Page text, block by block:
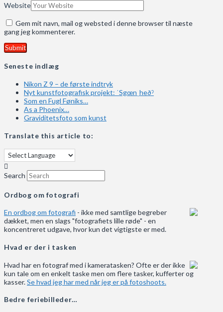
Website
Gem mit navn, mail og websted i denne browser til næste
gang jeg kommenterer.
Seneste indlæg
Nikon Z 9 – de første indtryk
Nyt kunstfotografisk projekt: ˈSgœnˌheðˀ
Som en Fugl Føniks…
As a Phoenix…
Graviditetsfoto som kunst
Translate this article to:
Search
Ordbog om fotografi
En ordbog om fotografi - ikke med samtlige begreber
dækket, men en slags "fotografiets lille røde" - en
koncentreret udgave, hvor kun det vigtigste er med.
Hvad er der i tasken
Hvad har en fotograf med i kameratasken? Ofte er der ikke
kun tale om en enkelt taske men om flere tasker, kufferter og
kasser.Se hvad jeg har med når jeg er på fotoshoots.
Bedre feriebilleder…